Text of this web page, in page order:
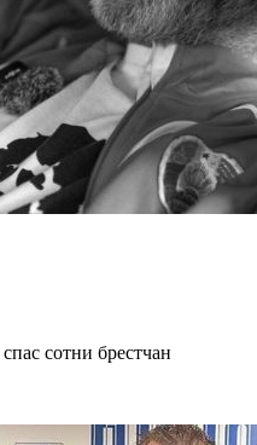
сотни брестчан